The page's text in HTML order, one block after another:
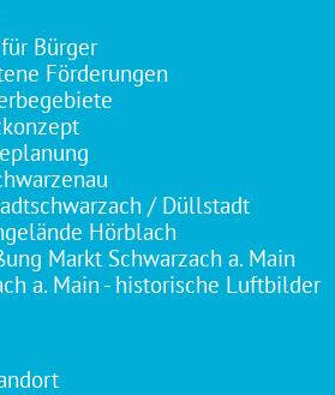
Bürger
Förderungen
/ Düllstadt
Hörblach
Markt Schwarzach a. Main
a. Main - historische Luftbilder